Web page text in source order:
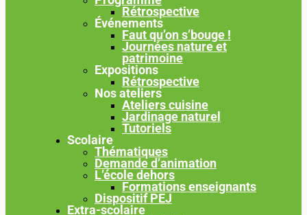
Rétrospective
Événements
Faut qu’on s’bouge !
Journées nature et
patrimoine
Expositions
Rétrospective
Nos ateliers
Ateliers cuisine
Jardinage naturel
Tutoriels
Scolaire
Thématiques
Demande d’animation
L’école dehors
Formations enseignants
Dispositif PEJ
Extra-scolaire